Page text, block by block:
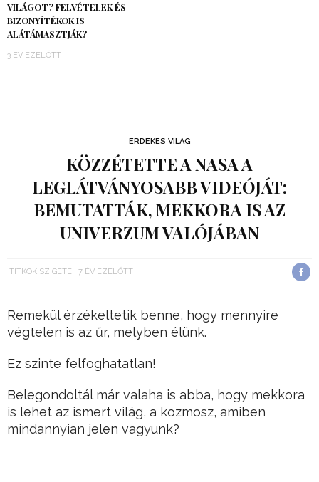
VILÁGOT? FELVÉTELEK ÉS
BIZONYÍTÉKOK IS
ALÁTÁMASZTJÁK?
3 ÉV EZELŐTT
ÉRDEKES VILÁG
KÖZZÉTETTE A NASA A
LEGLÁTVÁNYOSABB VIDEÓJÁT:
BEMUTATTÁK, MEKKORA IS AZ
UNIVERZUM VALÓJÁBAN
TITKOK SZIGETE 7 ÉV EZELŐTT
Remekül érzékeltetik benne, hogy mennyire
végtelen is az űr, melyben élünk.
Ez szinte felfoghatatlan!
Belegondoltál már valaha is abba, hogy mekkora
is lehet az ismert világ, a kozmosz, amiben
mindannyian jelen vagyunk?